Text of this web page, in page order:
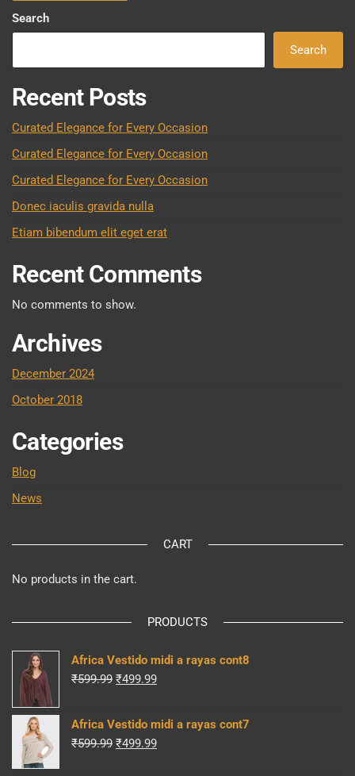
Search
Search
Recent Posts
Curated Elegance for Every Occasion
Curated Elegance for Every Occasion
Curated Elegance for Every Occasion
Donec iaculis gravida nulla
Etiam bibendum elit eget erat
Recent Comments
No comments to show.
Archives
December 2024
October 2018
Categories
Blog
News
CART
No products in the cart.
PRODUCTS
Africa Vestido midi a rayas cont8
₹599.99 Original
was:
₹599.99.
₹499.99Current
is:
₹499.99.
Africa Vestido midi a rayas cont7
₹599.99 Original
₹499.99Current